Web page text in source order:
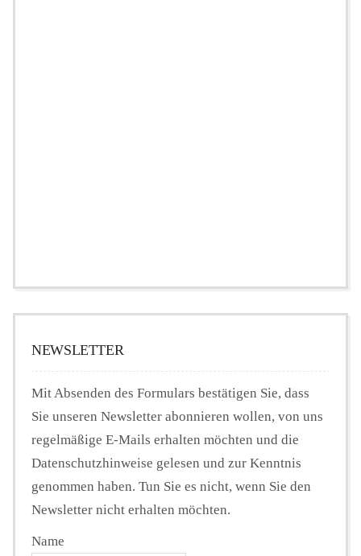
NEWSLETTER
Mit Absenden des Formulars bestätigen Sie, dass
Sie unseren Newsletter abonnieren wollen, von uns
regelmäßige E-Mails erhalten möchten und die
Datenschutzhinweise gelesen und zur Kenntnis
genommen haben. Tun Sie es nicht, wenn Sie den
Newsletter nicht erhalten möchten.
Name